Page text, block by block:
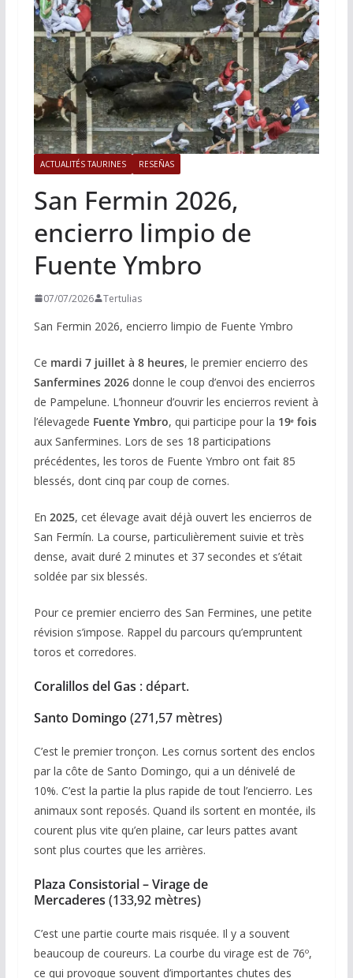
ACTUALITÉS TAURINES RESEÑAS
San Fermin 2026,
encierro limpio de
Fuente Ymbro
07/07/2026 Tertulias
San Fermin 2026, encierro limpio de Fuente Ymbro
Ce mardi 7 juillet à 8 heures, le premier encierro des
Sanfermines 2026donne le coup d’envoi des encierros
de Pampelune. L’honneur d’ouvrir les encierros revient à
l’élevagede Fuente Ymbro, qui participe pour la 19ᵉ fois
aux Sanfermines. Lors de ses 18 participations
précédentes, les toros de Fuente Ymbro ont fait 85
blessés, dont cinq par coup de cornes.
En 2025, cet élevage avait déjà ouvert les encierros de
San Fermín. La course, particulièrement suivie et très
dense, avait duré 2 minutes et 37 secondes et s’était
soldée par six blessés.
Pour ce premier encierro des San Fermines, une petite
révision s’impose. Rappel du parcours qu’empruntent
toros et corredores.
Coralillos del Gas : départ.
Santo Domingo (271,57 mètres)
C’est le premier tronçon. Les cornus sortent des enclos
par la côte de Santo Domingo, qui a un dénivelé de
10%. C’est la partie la plus rapide de tout l’encierro. Les
animaux sont reposés. Quand ils sortent en montée, ils
courent plus vite qu’en plaine, car leurs pattes avant
sont plus courtes que les arrières.
Plaza Consistorial – Virage de
Mercaderes (133,92 mètres)
C’est une partie courte mais risquée. Il y a souvent
beaucoup de coureurs. La courbe du virage est de 76º,
ce qui provoque souvent d’importantes chutes des